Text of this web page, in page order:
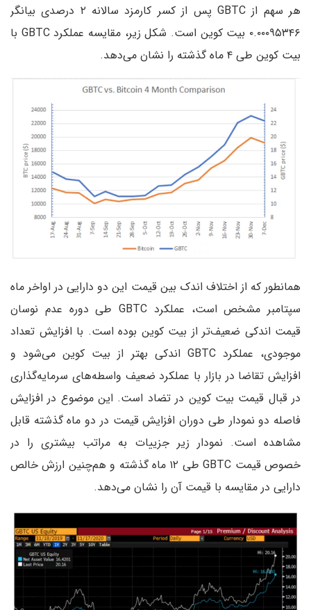
هر سهم از GBTC پس از کسر کارمزد سالانه ۲ درصدی بیانگر
۰.۰۰۰۹۵۳۴۶ بیت کو‌ین است. شکل زیر، مقایسه عملکرد GBTC با
بیت کوین طی ۴ ماه گذشته را نشان می‌دهد.
همانطور که از اختلاف اندک بین قیمت این دو دارایی در اواخر ماه
سپتامبر مشخص است، عملکرد GBTC طی دوره عدم نوسان
قیمت اندکی ضعیف‌تر از بیت کو‌ین بوده است. با افزایش تعداد
موجودی، عملکرد GBTC اندکی بهتر از بیت کوین می‌شود و
افزایش تقاضا در بازار با عملکرد ضعیف واسطه‌های سرمایه‌گذاری
در قبال قیمت بیت کوین در تضاد است. این موضوع در افزایش
فاصله دو نمودار طی دوران افزایش قیمت در دو ماه گذشته قابل
مشاهده است. نمودار زیر جزییات به مراتب بیشتری را در
خصوص قیمت GBTC طی ۱۲ ماه گذشته و هم‌چنین ارزش خالص
دارایی در مقایسه با قیمت آن را نشان می‌‌دهد.